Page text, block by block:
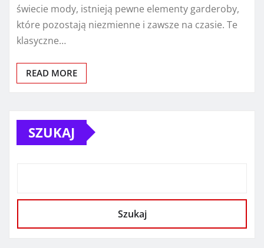
świecie mody, istnieją pewne elementy garderoby,
które pozostają niezmienne i zawsze na czasie. Te
klasyczne…
READ MORE
SZUKAJ
Szukaj